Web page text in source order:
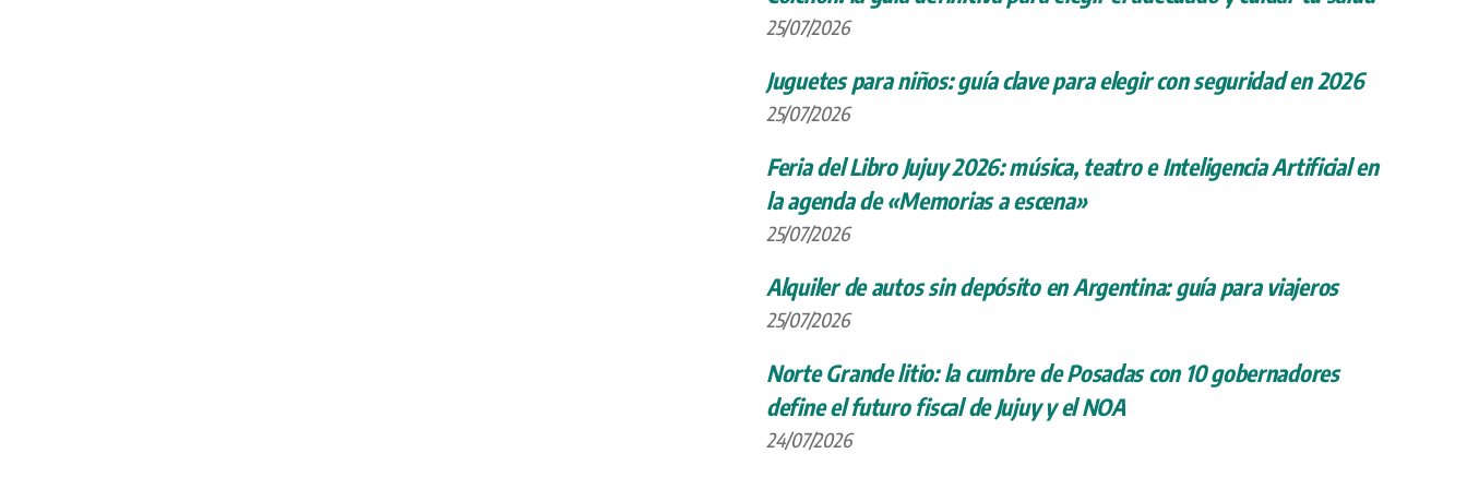
25/07/2026
Juguetes para niños: guía clave para elegir con seguridad en 2026
25/07/2026
Feria del Libro Jujuy 2026: música, teatro e Inteligencia Artificial en
la agenda de «Memorias a escena»
25/07/2026
Alquiler de autos sin depósito en Argentina: guía para viajeros
25/07/2026
Norte Grande litio: la cumbre de Posadas con 10 gobernadores
define el futuro fiscal de Jujuy y el NOA
24/07/2026